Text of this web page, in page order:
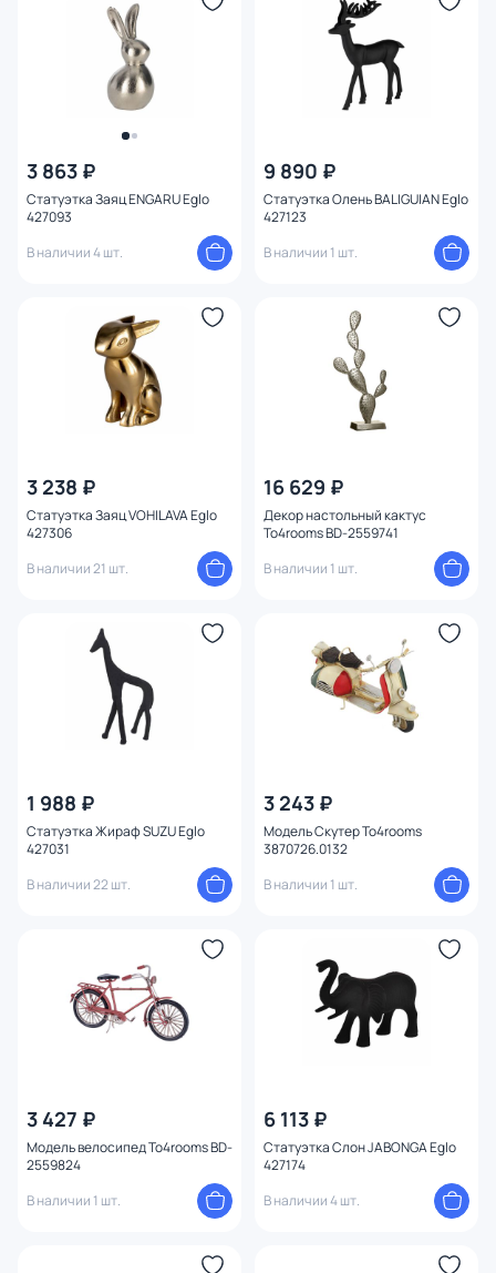
3 863 ₽
Статуэтка Заяц ENGARU Eglo
427093
В наличии 4 шт.
9 890 ₽
Статуэтка Олень BALIGUIAN Eglo
427123
В наличии 1 шт.
3 238 ₽
Статуэтка Заяц VOHILAVA Eglo
427306
В наличии 21 шт.
16 629 ₽
Декор настольный кактус
To4rooms BD-2559741
В наличии 1 шт.
1 988 ₽
Статуэтка Жираф SUZU Eglo
427031
В наличии 22 шт.
3 243 ₽
Модель Скутер To4rooms
3870726.0132
В наличии 1 шт.
3 427 ₽
Модель велосипед To4rooms BD-
2559824
В наличии 1 шт.
6 113 ₽
Статуэтка Слон JABONGA Eglo
427174
В наличии 4 шт.